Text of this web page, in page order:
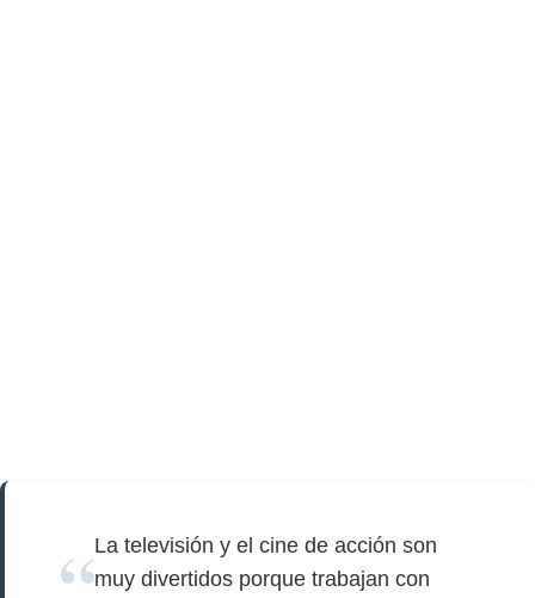
La televisión y el cine de acción son
muy divertidos porque trabajan con